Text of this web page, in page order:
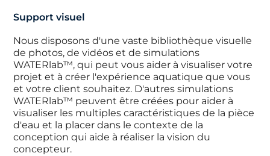
Support visuel
Nous disposons d'une vaste bibliothèque visuelle
de photos, de vidéos et de simulations
WATERlab™, qui peut vous aider à visualiser votre
projet et à créer l'expérience aquatique que vous
et votre client souhaitez. D'autres simulations
WATERlab™ peuvent être créées pour aider à
visualiser les multiples caractéristiques de la pièce
d'eau et la placer dans le contexte de la
conception qui aide à réaliser la vision du
concepteur.